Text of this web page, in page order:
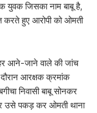
युवक जिसका नाम बाबू है,
करते हुए आरोपी को ओमती
आने-जाने वाले की जांच
दौरान आरक्षक क्रमांक
निवासी बाबू सोनकर
उसे पकड़ कर ओमती थाना